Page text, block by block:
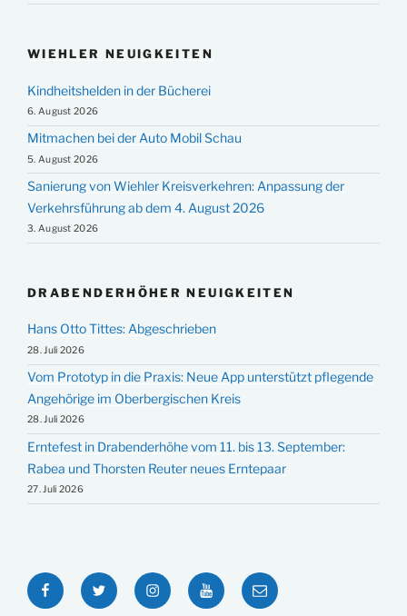
WIEHLER NEUIGKEITEN
Kindheitshelden in der Bücherei
6. August 2026
Mitmachen bei der Auto Mobil Schau
5. August 2026
Sanierung von Wiehler Kreisverkehren: Anpassung der
Verkehrsführung ab dem 4. August 2026
3. August 2026
DRABENDERHÖHER NEUIGKEITEN
Hans Otto Tittes: Abgeschrieben
28. Juli 2026
Vom Prototyp in die Praxis: Neue App unterstützt pflegende
Angehörige im Oberbergischen Kreis
28. Juli 2026
Erntefest in Drabenderhöhe vom 11. bis 13. September:
Rabea und Thorsten Reuter neues Erntepaar
27. Juli 2026
FacebookTwitter InstagramYouTubeE-
Mail